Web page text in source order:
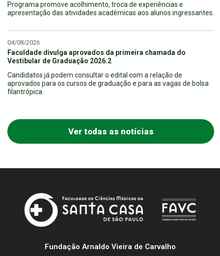
Programa promove acolhimento, troca de experiências e
apresentação das atividades acadêmicas aos alunos ingressantes.
04/08/2026
Faculdade divulga aprovados da primeira chamada do
Vestibular de Graduação 2026.2
Candidatos já podem consultar o edital com a relação de
aprovados para os cursos de graduação e para as vagas de bolsa
filantrópica.
Ver todas as notícias
Fundação Arnaldo Vieira de Carvalho